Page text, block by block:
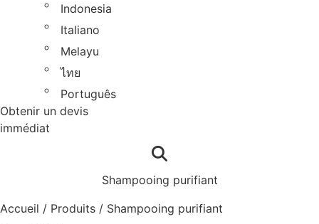
Indonesia
Italiano
Melayu
ไทย
Português
Obtenir un devis
immédiat
Shampooing purifiant
Accueil / Produits / Shampooing purifiant